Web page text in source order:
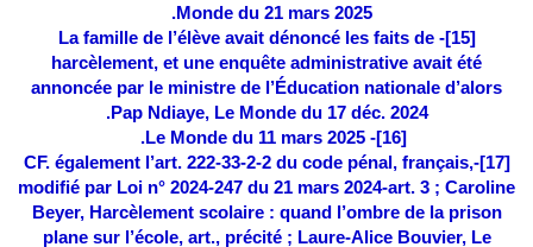
Monde du 21 mars 2025.
[15]
- La famille de l’élève avait dénoncé les faits de
harcèlement, et une enquête administrative avait été
annoncée par le ministre de l’Éducation nationale d’alors
Pap Ndiaye, Le Monde du 17 déc. 2024.
[16]
- Le Monde du 11 mars 2025.
[17]
-CF. également l’art. 222-33-2-2 du code pénal, français,
modifié par Loi n° 2024-247 du 21 mars 2024-art. 3 ; Caroline
Beyer, Harcèlement scolaire : quand l’ombre de la prison
plane sur l’école, art., précité ; Laure-Alice Bouvier, Le